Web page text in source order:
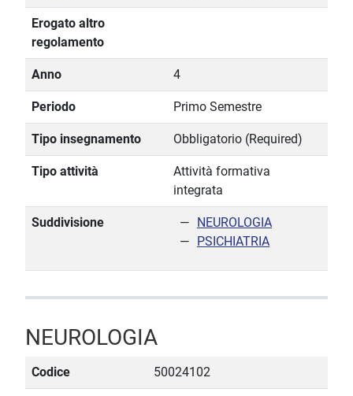
Erogato altro
regolamento
Anno 4
Periodo Primo Semestre
Tipo insegnamento Obbligatorio (Required)
Tipo attività
Attività formativa
integrata
Suddivisione
NEUROLOGIA
PSICHIATRIA
NEUROLOGIA
Codice 50024102